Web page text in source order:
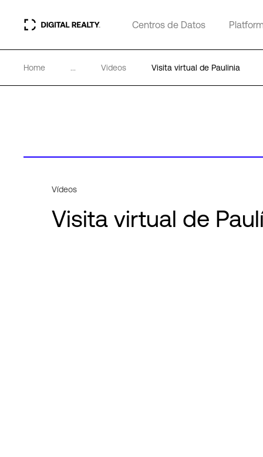
Centros de Datos
Home ... Videos Visita virtual de Paulinia
Vídeos
Visita virtual de